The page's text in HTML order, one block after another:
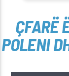
ÇFARË
POLENI